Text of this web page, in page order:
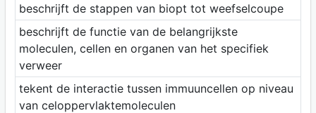
beschrijft de stappen van biopt tot weefselcoupe
beschrijft de functie van de belangrijkste
moleculen, cellen en organen van het specifiek
verweer
tekent de interactie tussen immuuncellen op niveau
van celoppervlaktemoleculen